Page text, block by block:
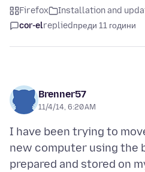
Firefox Installation and
cor-elrepliedпреди 11 години
Brenner57
11/4/14, 6:20 AM
I have been trying to
new computer using the
prepared and stored on